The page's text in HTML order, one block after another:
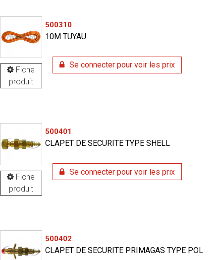
Fiche
produit
500310
10M TUYAU
Se connecter pour voir les prix
Fiche
produit
500401
CLAPET DE SECURITE TYPE SHELL
Se connecter pour voir les prix
500402
CLAPET DE SECURITE PRIMAGAS TYPE POL